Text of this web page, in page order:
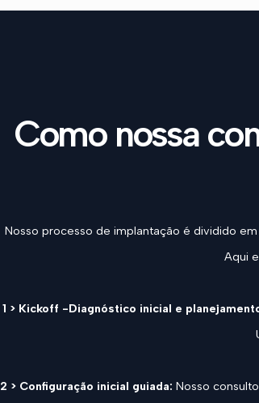
Como nossa
Nosso processo de implantação é dividido
Aqui
1 > Kickoff -Diagnóstico inicial e
2 > Configuração inicial guiada: Nosso